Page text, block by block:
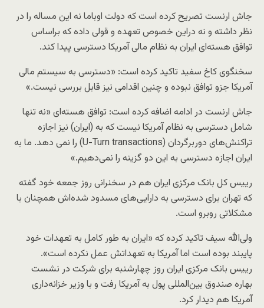
جاش ارنست تصریح کرده است که دولت اوباما نه این مساله را در
نظر داشته و نه دراین خصوص تعهده و قولی داده که براساس
توافق هسته‌ای ایران به نظام مالی آمریکا دسترسی پیدا کند.
سخنگوی کاخ سفید تاکید کرده است: «دسترسی به سیستم مالی
آمریکا جزو توافق نبوده و چنین اقدامی نیز قابل بررسی نیست.»
جاش ارنست در ادامه اضافه کرده است: توافق هسته‌ای «نه تنها
شامل دسترسی به نظام آمریکا نیست که به (ایران) نیز اجازه
تراکنش‌های دوربرگردان (U-Turn transactions) را نمی دهد. ما به
ایران اجازه دسترسی به این دو گزینه را نمی‌دهیم.»
رییس کل بانک مرکزی ایران هم در سخنرانی روز جمعه خود گفته
که تهران برای دسترسی به دارایی‌های مسدود شده‌اش همچنان با
مشکلاتی روبرو است.
ولی‌الله سیف تاکید کرده که «ایران به طور کامل به تعهدات خود
پایبند بوده است اما آمریکا به تعهداتش عمل نکرده است».
رییس بانک مرکزی ایران روز چهارشنبه برای شرکت در نشست
بهاره صندوق بین‌المللی پول به آمریکا رفت و با وزیر خزانه‌داری
آمریکا هم دیدار کرد.